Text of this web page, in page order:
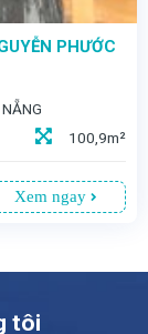
PHƯỚC
100,9m²
Xem ngay
tôi